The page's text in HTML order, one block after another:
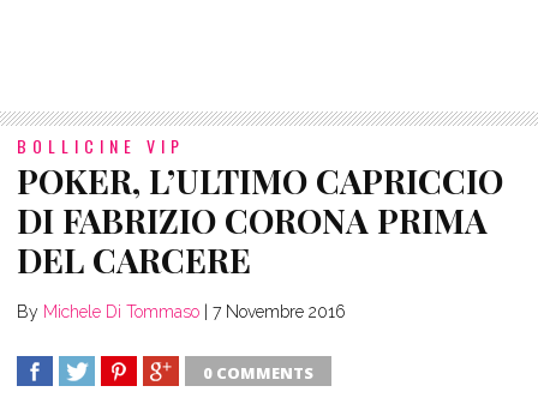
BOLLICINE VIP
POKER, L’ULTIMO CAPRICCIO
DI FABRIZIO CORONA PRIMA
DEL CARCERE
By Michele Di Tommaso 7 Novembre 2016
0 COMMENTS